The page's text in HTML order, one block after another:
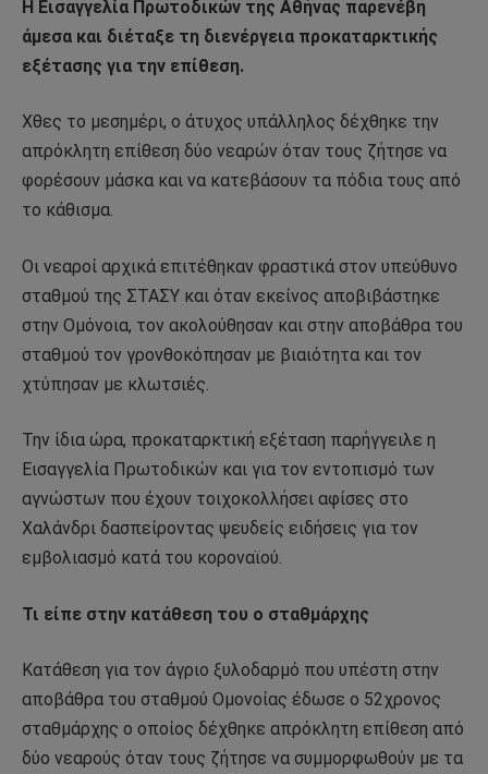
Η Εισαγγελία Πρωτοδικών της Αθήνας παρενέβη
άμεσα και διέταξε τη διενέργεια προκαταρκτικής
εξέτασης για την επίθεση.
Χθες το μεσημέρι, ο άτυχος υπάλληλος δέχθηκε την
απρόκλητη επίθεση δύο νεαρών όταν τους ζήτησε να
φορέσουν μάσκα και να κατεβάσουν τα πόδια τους από
το κάθισμα.
Οι νεαροί αρχικά επιτέθηκαν φραστικά στον υπεύθυνο
σταθμού της ΣΤΑΣΥ και όταν εκείνος αποβιβάστηκε
στην Ομόνοια, τον ακολούθησαν και στην αποβάθρα του
σταθμού τον γρονθοκόπησαν με βιαιότητα και τον
χτύπησαν με κλωτσιές.
Την ίδια ώρα, προκαταρκτική εξέταση παρήγγειλε η
Εισαγγελία Πρωτοδικών και για τον εντοπισμό των
αγνώστων που έχουν τοιχοκολλήσει αφίσες στο
Χαλάνδρι δασπείροντας ψευδείς ειδήσεις για τον
εμβολιασμό κατά του κοροναϊού.
Τι είπε στην κατάθεση του ο σταθμάρχης
Κατάθεση για τον άγριο ξυλοδαρμό που υπέστη στην
αποβάθρα του σταθμού Ομονοίας έδωσε ο 52χρονος
σταθμάρχης ο οποίος δέχθηκε απρόκλητη επίθεση από
δύο νεαρούς όταν τους ζήτησε να συμμορφωθούν με τα